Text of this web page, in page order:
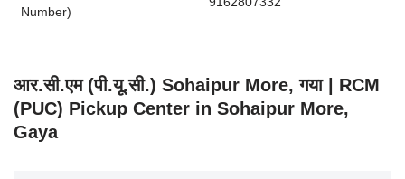
Number)
आर.सी.एम (पी.यू.सी.) Sohaipur More, गया | RCM
(PUC) Pickup Center in Sohaipur More,
Gaya